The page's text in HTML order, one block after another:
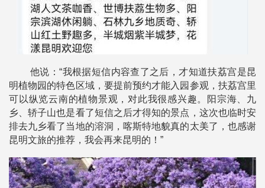
他说：“我根据短信内容查了之后，才知道扶荔宫是昆
明植物园的特色区域，要提前预约才能入园参观，扶荔宫里
可以纵览云南的植物景观，对此我很感兴趣。阳宗海、九
乡、轿子山也是看了短信之后才得知的景点，这次也临时安
排去九乡看了当地的溶洞，喀斯特地貌真的太美了，也感谢
昆明文旅的推荐，我会再来昆明的！”